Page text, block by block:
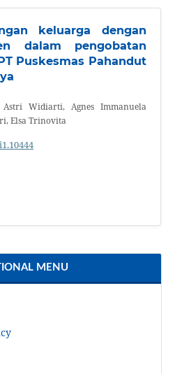
keluarga dengan
dalam pengobatan
Puskesmas Pahandut
Widiarti, Agnes Immanuela
Elsa Trinovita
MENU